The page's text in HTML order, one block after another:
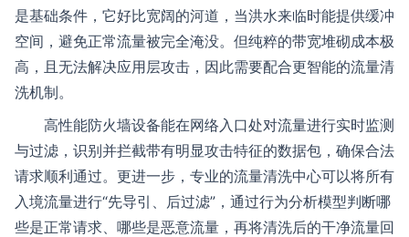
是基础条件，它好比宽阔的河道，当洪水来临时能提供缓冲
空间，避免正常流量被完全淹没。但纯粹的带宽堆砌成本极
高，且无法解决应用层攻击，因此需要配合更智能的流量清
洗机制。
高性能防火墙设备能在网络入口处对流量进行实时监测
与过滤，识别并拦截带有明显攻击特征的数据包，确保合法
请求顺利通过。更进一步，专业的流量清洗中心可以将所有
入境流量进行“先导引、后过滤”，通过行为分析模型判断哪
些是正常请求、哪些是恶意流量，再将清洗后的干净流量回